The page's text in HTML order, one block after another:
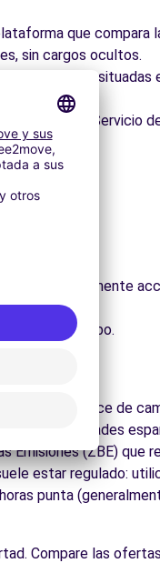
que compara
sin cargos ocultos.
idealmente situadas
minutos. Servicio
Reales, fácilmente
de Utebo.
región es cruce de
las ciudades
Emisiones (ZBE) que
estar regulado:
punta
Compare las